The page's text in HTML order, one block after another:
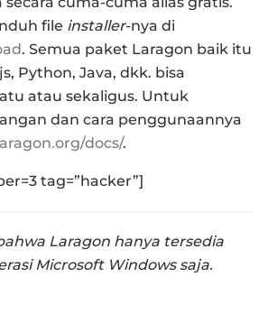
file installer-nya di
. Semua paket Laragon baik itu
Python, Java, dkk. bisa
atau sekaligus. Untuk
dan cara penggunaannya
docs/.
tag=”hacker”]
Laragon hanya tersedia
Microsoft Windows saja.